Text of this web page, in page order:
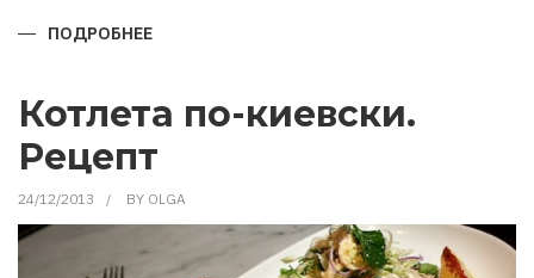
ПОДРОБНЕЕ
МУЛЬТИВАРКЕ.
Котлета по-киевски.
Рецепт
24/12/2013 BY OLGA